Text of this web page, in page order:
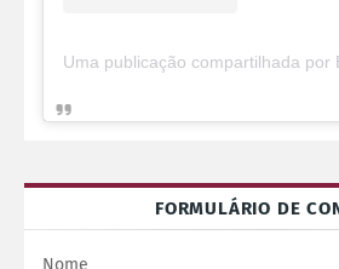
FORMULÁRIO DE